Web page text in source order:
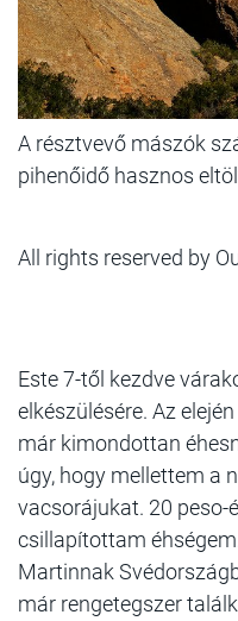
A résztvevő mászók
pihenőidő hasznos
All rights reserved by
Este 7-től kezdve
elkészülésére. Az
már kimondottan
úgy, hogy mellettem a
vacsorájukat. 20 peso-
csillapítottam
Martinnak
már rengetegszer